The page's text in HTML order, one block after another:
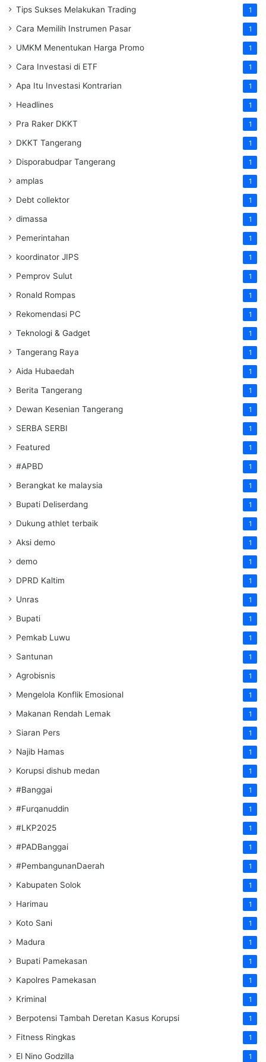
Tips Sukses Melakukan Trading 1
Cara Memilih Instrumen Pasar 1
UMKM Menentukan Harga Promo 1
Cara Investasi di ETF 1
Apa Itu Investasi Kontrarian 1
Headlines 1
Pra Raker DKKT 1
DKKT Tangerang 1
Disporabudpar Tangerang 1
amplas 1
Debt collektor 1
dimassa 1
Pemerintahan 1
koordinator JIPS 1
Pemprov Sulut 1
Ronald Rompas 1
Rekomendasi PC 1
Teknologi & Gadget 1
Tangerang Raya 1
Aida Hubaedah 1
Berita Tangerang 1
Dewan Kesenian Tangerang 1
SERBA SERBI 1
Featured 1
#APBD 1
Berangkat ke malaysia 1
Bupati Deliserdang 1
Dukung athlet terbaik 1
Aksi demo 1
demo 1
DPRD Kaltim 1
Unras 1
Bupati 1
Pemkab Luwu 1
Santunan 1
Agrobisnis 1
Mengelola Konflik Emosional 1
Makanan Rendah Lemak 1
Siaran Pers 1
Najib Hamas 1
Korupsi dishub medan 1
#Banggai 1
#Furqanuddin 1
#LKP2025 1
#PADBanggai 1
#PembangunanDaerah 1
Kabupaten Solok 1
Harimau 1
Koto Sani 1
Madura 1
Bupati Pamekasan 1
Kapolres Pamekasan 1
Kriminal 1
Berpotensi Tambah Deretan Kasus Korupsi 1
Fitness Ringkas 1
El Nino Godzilla 1